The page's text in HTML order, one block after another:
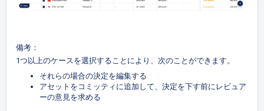
備考：
1つ以上のケースを選択することにより、次のことができます。
それらの場合の決定を編集する
アセットをコミッティに追加して、決定を下す前にレビュア
ーの意見を求める